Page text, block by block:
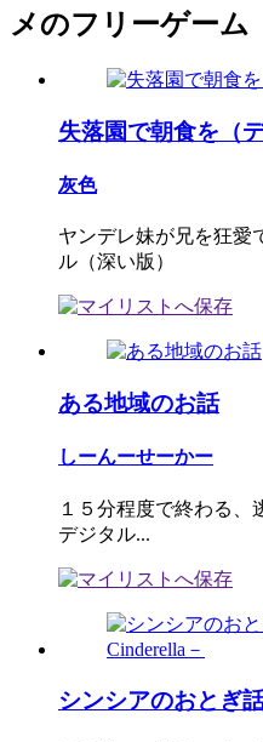
メのフリーゲーム
失落園で朝食を（
灰色
ヤンデレ妹が兄を狂愛
ル（深い版）
ある地域のお話
しーんーせーかー
１５分程度で終わる、
デジタル...
シンシアのおとぎ